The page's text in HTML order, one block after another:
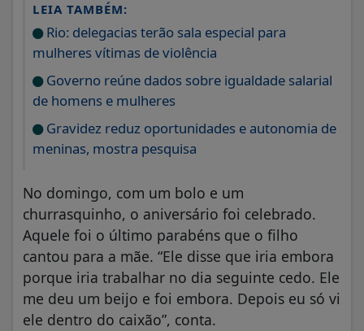
LEIA TAMBÉM:
Rio: delegacias terão sala especial para
mulheres vítimas de violência
Governo reúne dados sobre igualdade salarial
de homens e mulheres
Gravidez reduz oportunidades e autonomia de
meninas, mostra pesquisa
No domingo, com um bolo e um
churrasquinho, o aniversário foi celebrado.
Aquele foi o último parabéns que o filho
cantou para a mãe. “Ele disse que iria embora
porque iria trabalhar no dia seguinte cedo. Ele
me deu um beijo e foi embora. Depois eu só vi
ele dentro do caixão”, conta.